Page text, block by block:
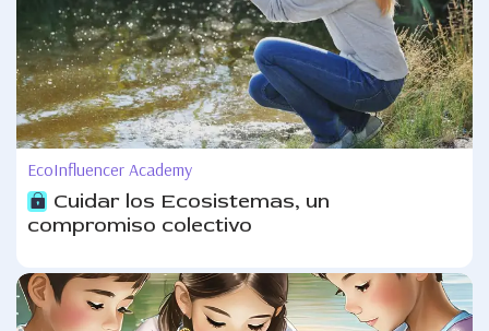
EcoInfluencer Academy
Cuidar los Ecosistemas, un
compromiso colectivo